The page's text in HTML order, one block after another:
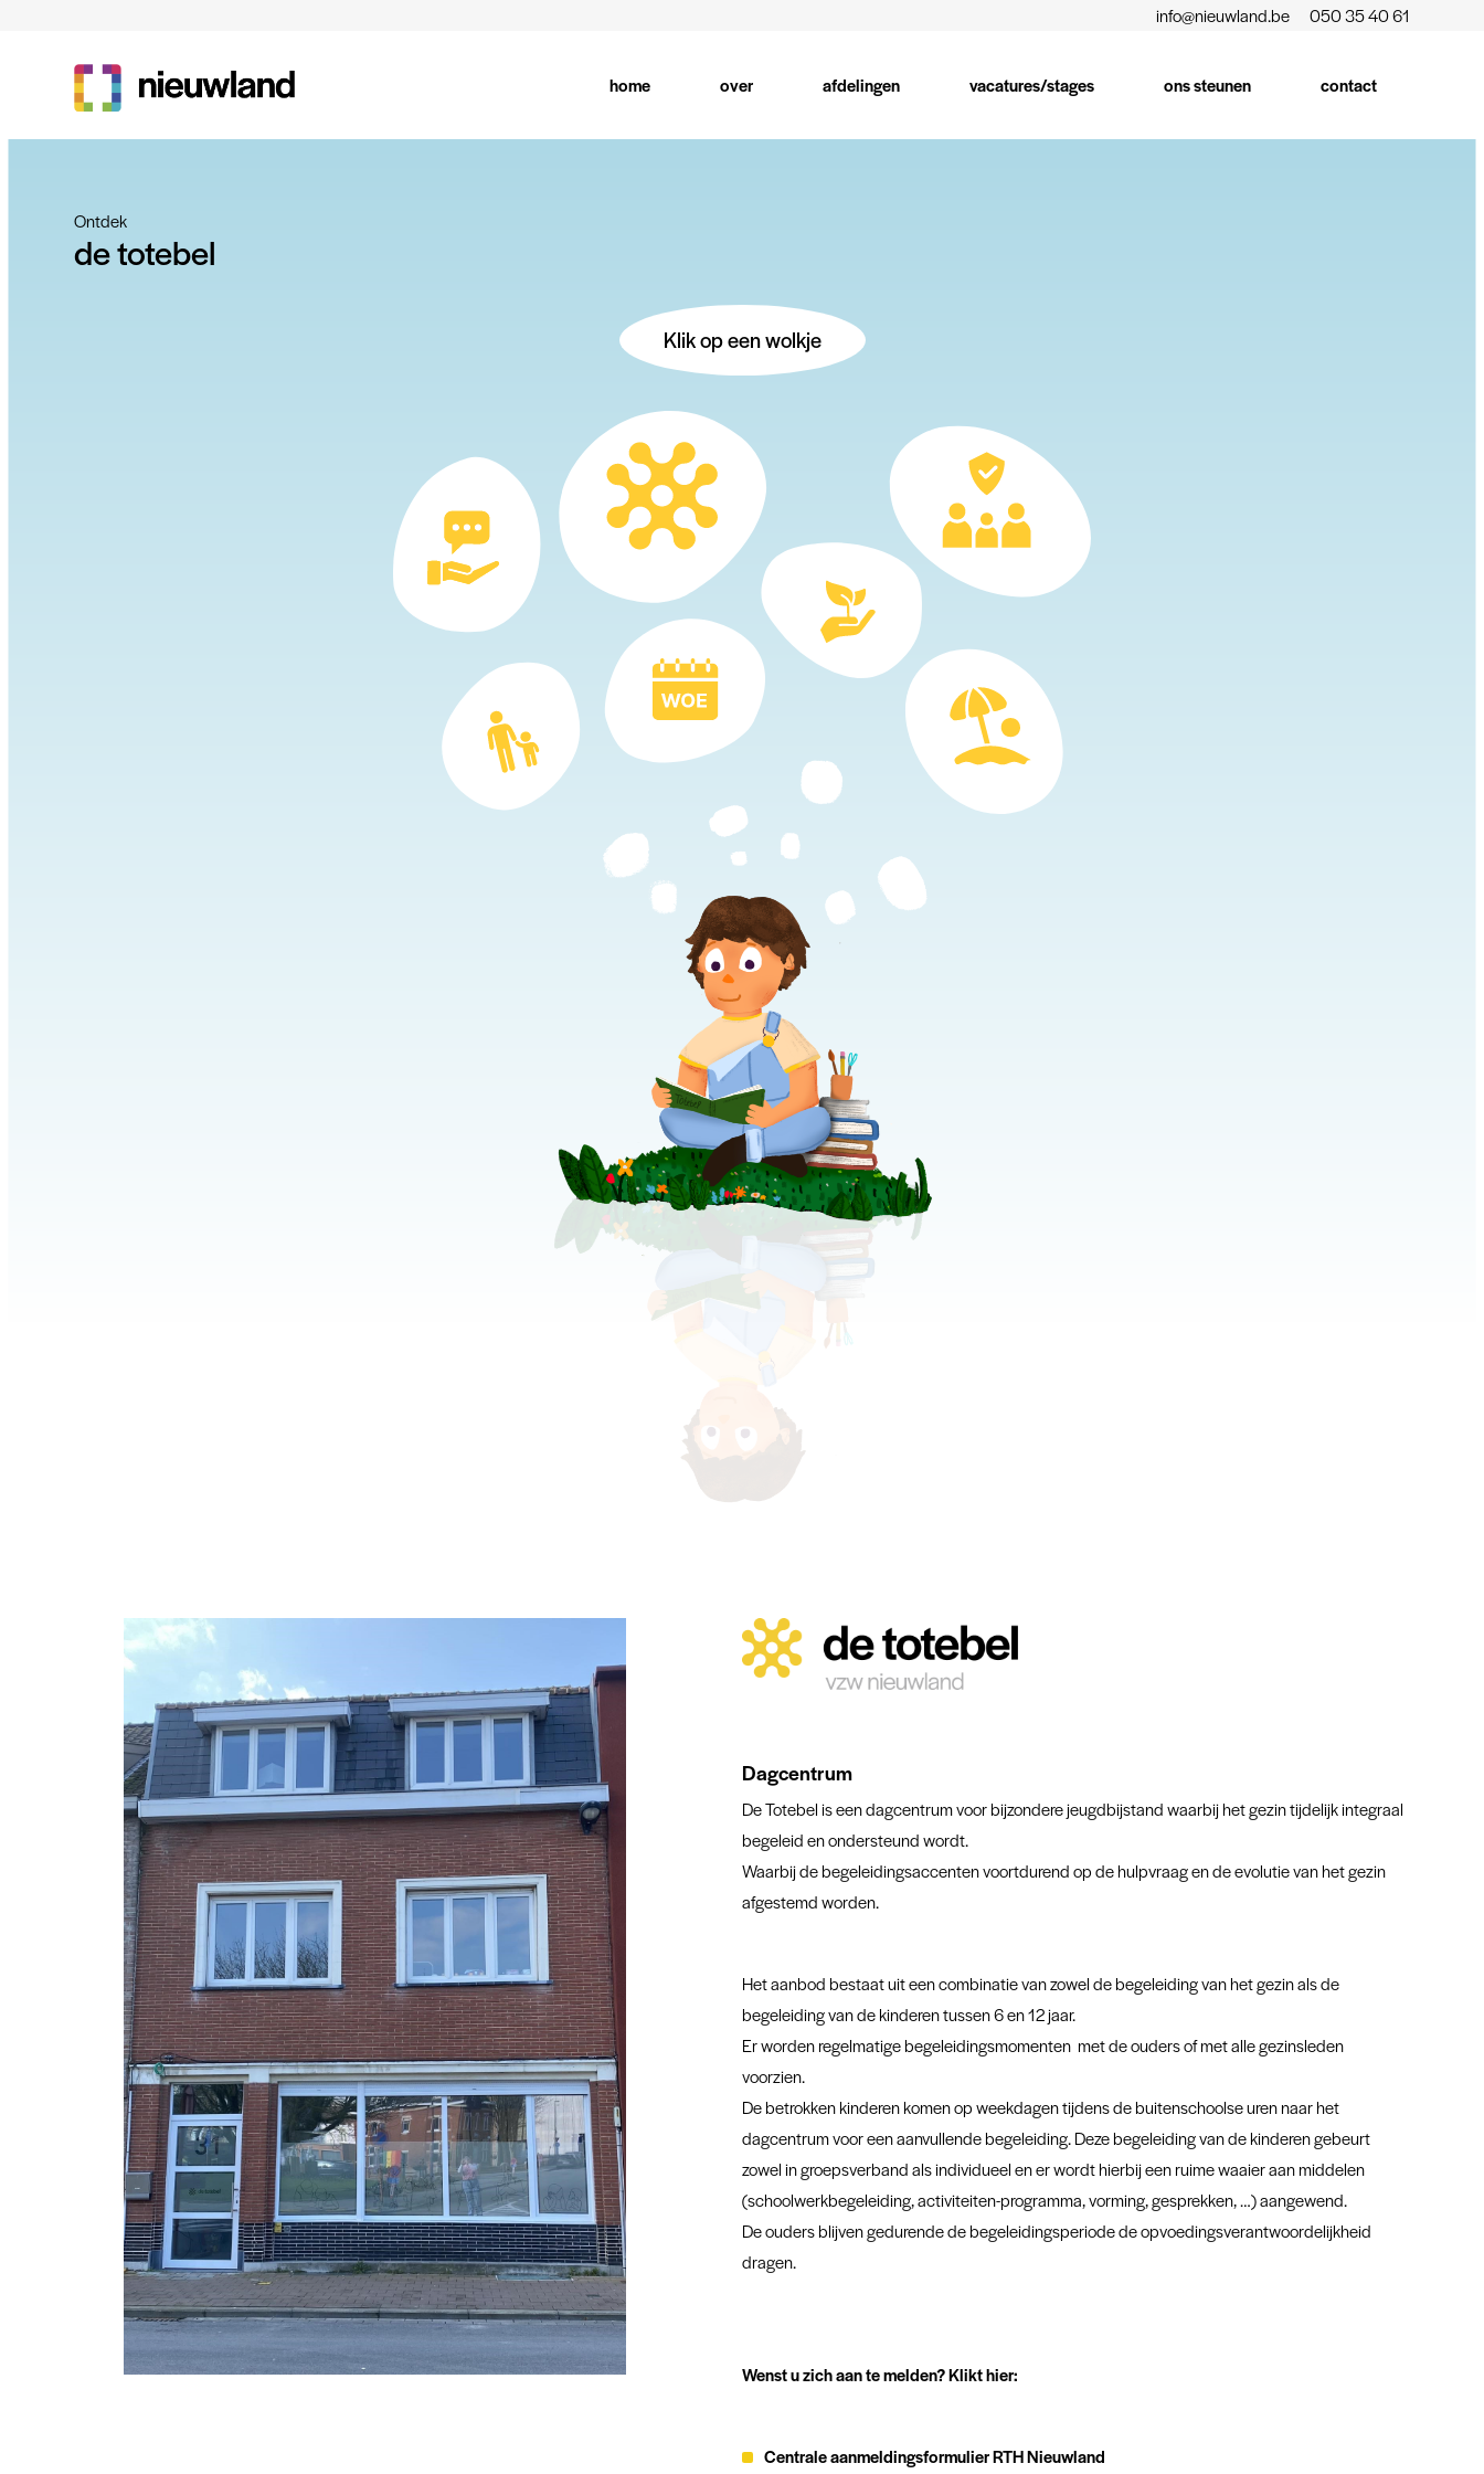
info@nieuwland.be 050 35 40 61
home over afdelingen vacatures/stages ons steunen contact
Ontdek
de totebel
Klik op een wolkje
Dagcentrum
De Totebel is een dagcentrum voor bijzondere jeugdbijstand waarbij het gezin tijdelijk integraal
begeleid en ondersteund wordt.
Waarbij de begeleidingsaccenten voortdurend op de hulpvraag en de evolutie van het gezin
afgestemd worden.
Het aanbod bestaat uit een combinatie van zowel de begeleiding van het gezin als de
begeleiding van de kinderen tussen 6 en 12 jaar.
Er worden regelmatige begeleidingsmomenten met de ouders of met alle gezinsleden
voorzien.
De betrokken kinderen komen op weekdagen tijdens de buitenschoolse uren naar het
dagcentrum voor een aanvullende begeleiding. Deze begeleiding van de kinderen gebeurt
zowel in groepsverband als individueel en er wordt hierbij een ruime waaier aan middelen
(schoolwerkbegeleiding, activiteiten-programma, vorming, gesprekken, …) aangewend.
De ouders blijven gedurende de begeleidingsperiode de opvoedingsverantwoordelijkheid
dragen.
Wenst u zich aan te melden? Klikt hier:
Centrale aanmeldingsformulier RTH Nieuwland